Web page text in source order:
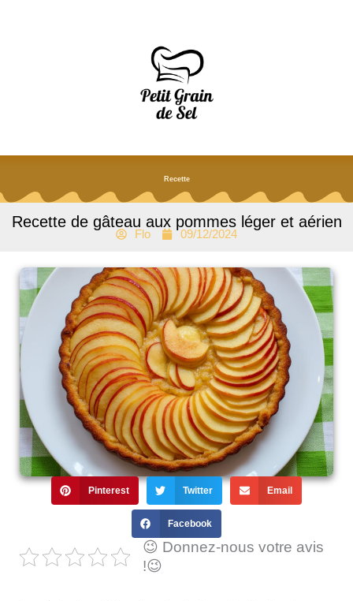
Recette
Recette de gâteau aux pommes léger et aérien
Flo 09/12/2024
Pinterest Twitter Email
Facebook
😉 Donnez-nous votre avis
!😉